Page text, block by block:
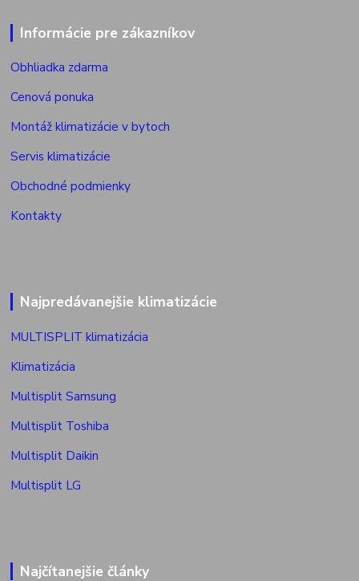
Informácie pre zákazníkov
Obhliadka zdarma
Cenová ponuka
Montáž klimatizácie v bytoch
Servis klimatizácie
Obchodné podmienky
Kontakty
Najpredávanejšie klimatizácie
MULTISPLIT klimatizácia
Klimatizácia
Multisplit Samsung
Multisplit Toshiba
Multisplit Daikin
Multisplit LG
Najčítanejšie články